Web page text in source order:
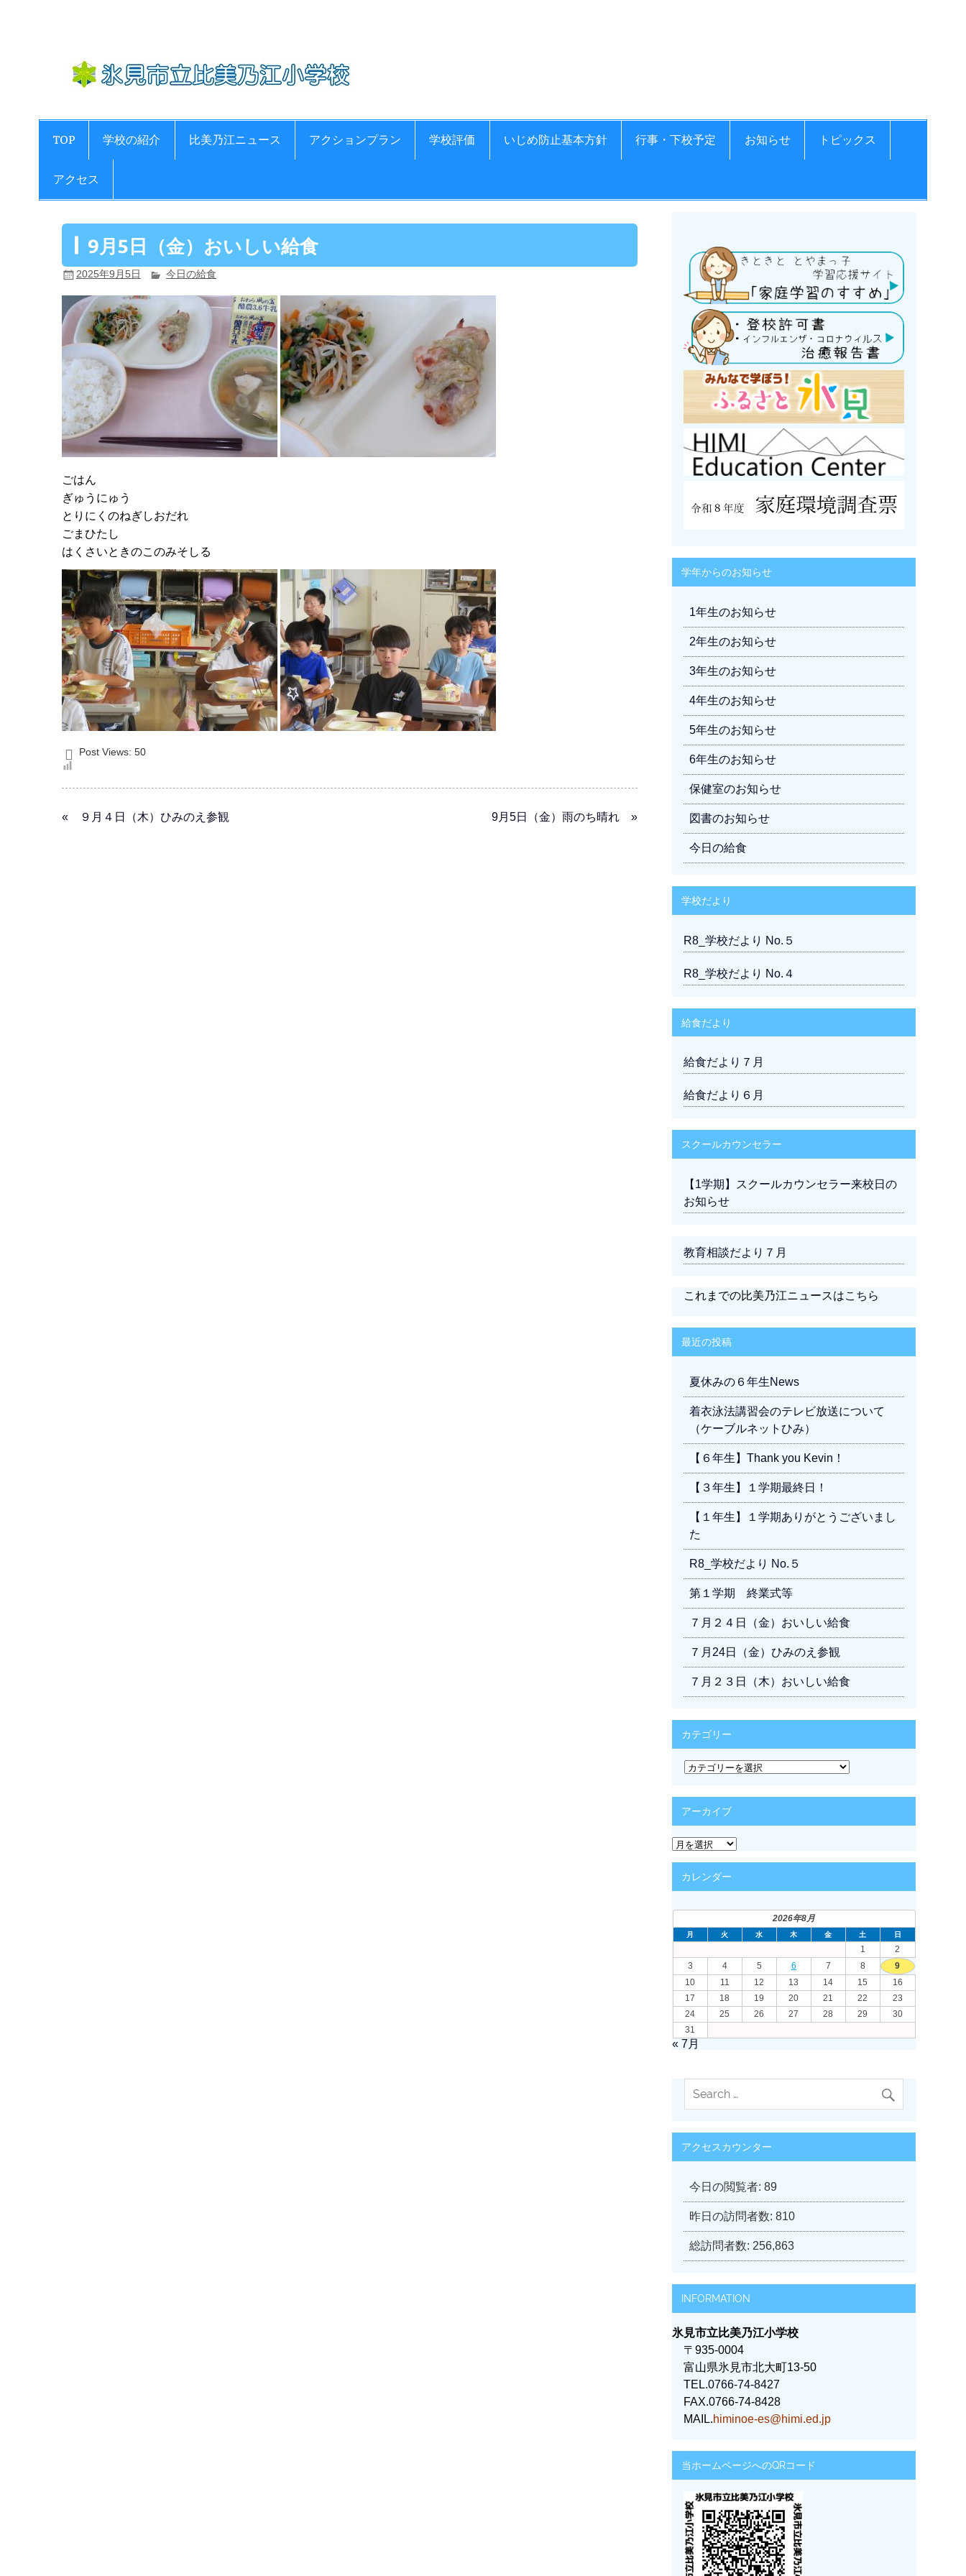
TOP 学校の紹介 比美乃江ニュース アクションプラン 学校評価 いじめ防止基本方針 行事・下校予定 お知らせ トピックス
アクセス
9月5日（金）おいしい給食
2025年9月5日 今日の給食
ごはん
ぎゅうにゅう
とりにくのねぎしおだれ
ごまひたし
はくさいときのこのみそしる
Post Views: 50
« ９月４日（木）ひみのえ参観 9月5日（金）雨のち晴れ »
学年からのお知らせ
1年生のお知らせ
2年生のお知らせ
3年生のお知らせ
4年生のお知らせ
5年生のお知らせ
6年生のお知らせ
保健室のお知らせ
図書のお知らせ
今日の給食
学校だより
R8_学校だより No.５
R8_学校だより No.４
給食だより
給食だより７月
給食だより６月
スクールカウンセラー
【1学期】スクールカウンセラー来校日の
お知らせ
教育相談だより７月
これまでの比美乃江ニュースはこちら
最近の投稿
夏休みの６年生News
着衣泳法講習会のテレビ放送について
（ケーブルネットひみ）
【６年生】Thank you Kevin！
【３年生】１学期最終日！
【１年生】１学期ありがとうございまし
た
R8_学校だより No.５
第１学期 終業式等
７月２４日（金）おいしい給食
７月24日（金）ひみのえ参観
７月２３日（木）おいしい給食
カテゴリー
カ
テ
リ
ー
アーカイブ
ア
ー
カ
イカレンダー
2026年8月
月 火 水 木 金 土 日
1
2
3
4 5 6 7 8
9
10
11 12 13 14 15
16
17
18 19 20 21 22
23
24
25 26 27 28 29
30
31
« 7月
アクセスカウンター
今日の閲覧者:89
昨日の訪問者数:810
総訪問者数: 256,863
INFORMATION
氷見市立比美乃江小学校
〒935-0004
富山県氷見市北大町13-50
TEL.0766-74-8427
FAX.0766-74-8428
MAIL.himinoe-es@himi.ed.jp
当ホームページへのQRコード